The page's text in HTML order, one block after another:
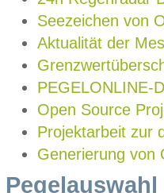
Seezeichen von
Aktualität der
PEGELONLINE-
Open Source
Projektarbeit zur
Generierung von